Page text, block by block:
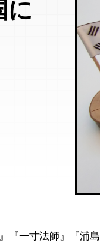
に
『一寸法師』『浦